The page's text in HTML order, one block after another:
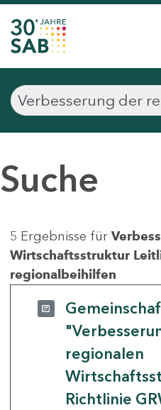
Suche
5 Ergebnisse für
Wirtschaftsstruktur
regionalbeihilfen
regionalen
Richtlinie